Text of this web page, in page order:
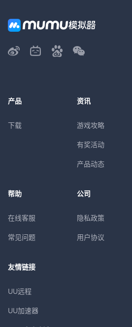
产品
下载
资讯
游戏攻略
有奖活动
产品动态
帮助
在线客服
常见问题
公司
隐私政策
用户协议
友情链接
UU远程
UU加速器